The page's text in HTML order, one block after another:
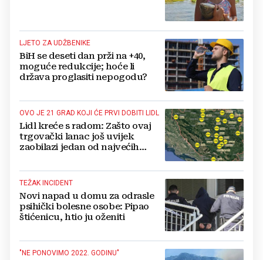
LJETO ZA UDŽBENIKE
BiH se deseti dan prži na +40,
moguće redukcije; hoće li
država proglasiti nepogodu?
OVO JE 21 GRAD KOJI ĆE PRVI DOBITI LIDL
Lidl kreće s radom: Zašto ovaj
trgovački lanac još uvijek
zaobilazi jedan od najvećih
TEŽAK INCIDENT
Novi napad u domu za odrasle
psihički bolesne osobe: Pipao
štićenicu, htio ju oženiti
"NE PONOVIMO 2022. GODINU"